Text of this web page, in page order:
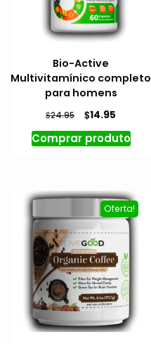
Bio-Active
Multivitamínico completo
para homens
$24.95
O
preço
original
$14.95
preço
atual
Comprar produto
Oferta!